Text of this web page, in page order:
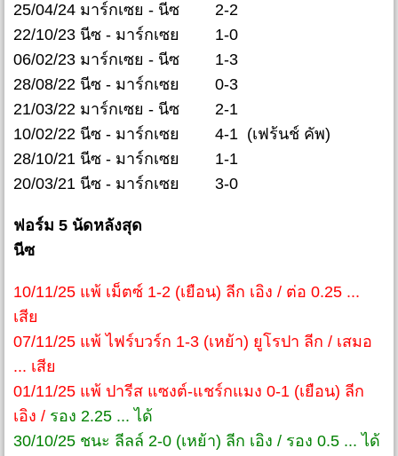
25/04/24 มาร์กเซย - นีซ 2-2
22/10/23 นีซ - มาร์กเซย 1-0
06/02/23 มาร์กเซย - นีซ 1-3
28/08/22 นีซ - มาร์กเซย 0-3
21/03/22 มาร์กเซย - นีซ 2-1
10/02/22 นีซ - มาร์กเซย 4-1 (เฟร้นช์ คัพ)
28/10/21 นีซ - มาร์กเซย 1-1
20/03/21 นีซ - มาร์กเซย 3-0
ฟอร์ม 5 นัดหลังสุด
นีซ
10/11/25 แพ้ เม็ตซ์ 1-2 (เยือน) ลีก เอิง / ต่อ 0.25 ...
เสีย
07/11/25 แพ้ ไฟร์บวร์ก 1-3 (เหย้า) ยูโรปา ลีก / เสมอ
... เสีย
01/11/25 แพ้ ปารีส แซงต์-แชร์กแมง 0-1 (เยือน) ลีก
เอิง / รอง 2.25 ... ได้
30/10/25 ชนะ ลีลล์ 2-0 (เหย้า) ลีก เอิง / รอง 0.5 ... ได้